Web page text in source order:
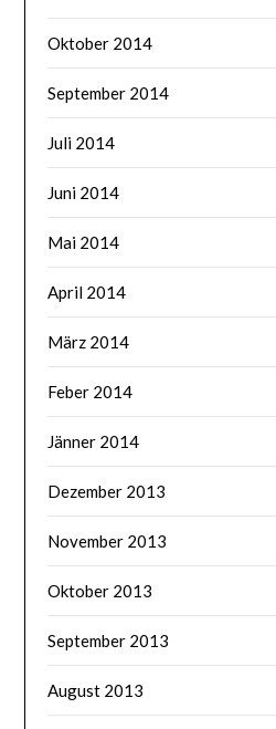
Oktober 2014
September 2014
Juli 2014
Juni 2014
Mai 2014
April 2014
März 2014
Feber 2014
Jänner 2014
Dezember 2013
November 2013
Oktober 2013
September 2013
August 2013